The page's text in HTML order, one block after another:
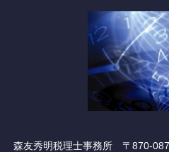
森友秀明税理士事務所 〒870-